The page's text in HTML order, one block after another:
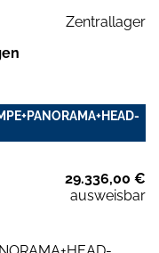
Zentrallager
29.336,00 €
ausweisbar